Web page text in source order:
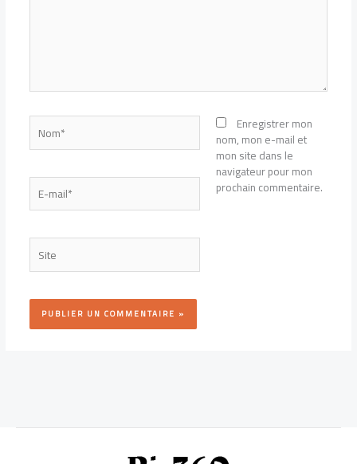
Nom*
E-
mail*
Site
Enregistrer mon
nom, mon e-mail et
mon site dans le
navigateur pour mon
prochain commentaire.